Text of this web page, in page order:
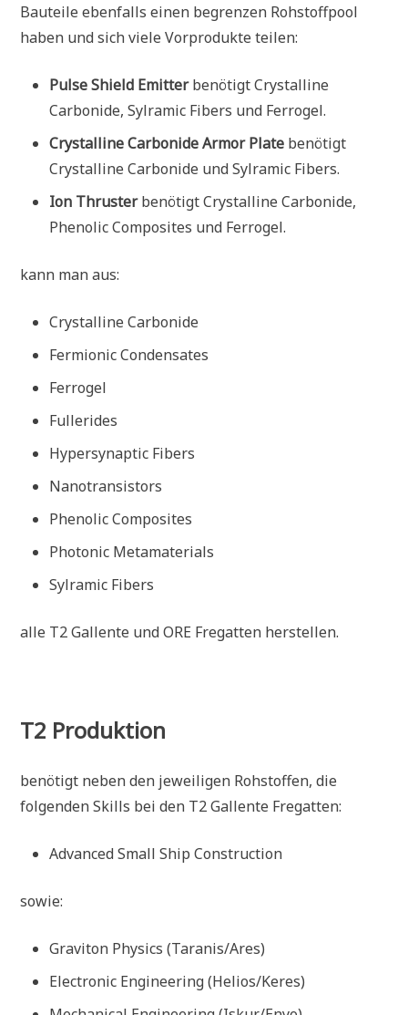
Bauteile ebenfalls einen begrenzen Rohstoffpool
haben und sich viele Vorprodukte teilen:
Pulse Shield Emitterbenötigt Crystalline
Carbonide, Sylramic Fibers und Ferrogel.
Crystalline Carbonide Armor Plate benötigt
Crystalline Carbonide und Sylramic Fibers.
Ion Thrusterbenötigt Crystalline Carbonide,
Phenolic Composites und Ferrogel.
kann man aus:
Crystalline Carbonide
Fermionic Condensates
Ferrogel
Fullerides
Hypersynaptic Fibers
Nanotransistors
Phenolic Composites
Photonic Metamaterials
Sylramic Fibers
alle T2 Gallente und ORE Fregatten herstellen.
T2 Produktion
benötigt neben den jeweiligen Rohstoffen, die
folgenden Skills bei den T2 Gallente Fregatten:
Advanced Small Ship Construction
sowie:
Graviton Physics (Taranis/Ares)
Electronic Engineering (Helios/Keres)